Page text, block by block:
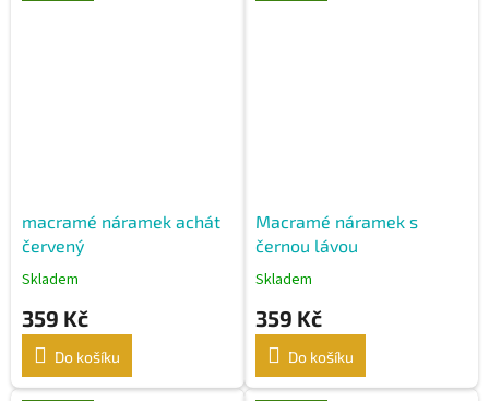
macramé náramek achát
červený
Skladem
359 Kč
Do košíku
Macramé náramek s
černou lávou
Skladem
359 Kč
Do košíku